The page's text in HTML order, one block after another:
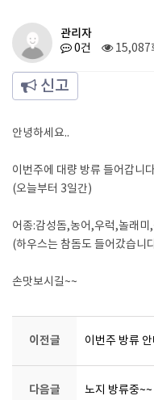
관리자
0건 15,087
신고
안녕하세요..
이번주에 대량 방류 들어갑니
(오늘부터 3일간)
어종:감성돔,농어,우럭,놀래미,
(하우스는 참돔도 들어갔습니
손맛보시길~~
이전글 이번주 방류
다음글 노지 방류중~~